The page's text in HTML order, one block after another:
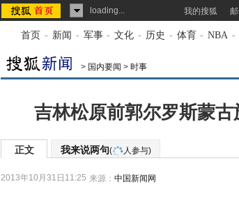
loading... 我的搜狐
首页 - 新闻 - 军事 - 文化 - 历史 - 体育 - NBA -
> 国内要闻 > 时事
吉林松原前郭尔罗斯蒙
正文 我来说两句( 人参与)
2013年10月31日11:25 来源： 中国新闻网